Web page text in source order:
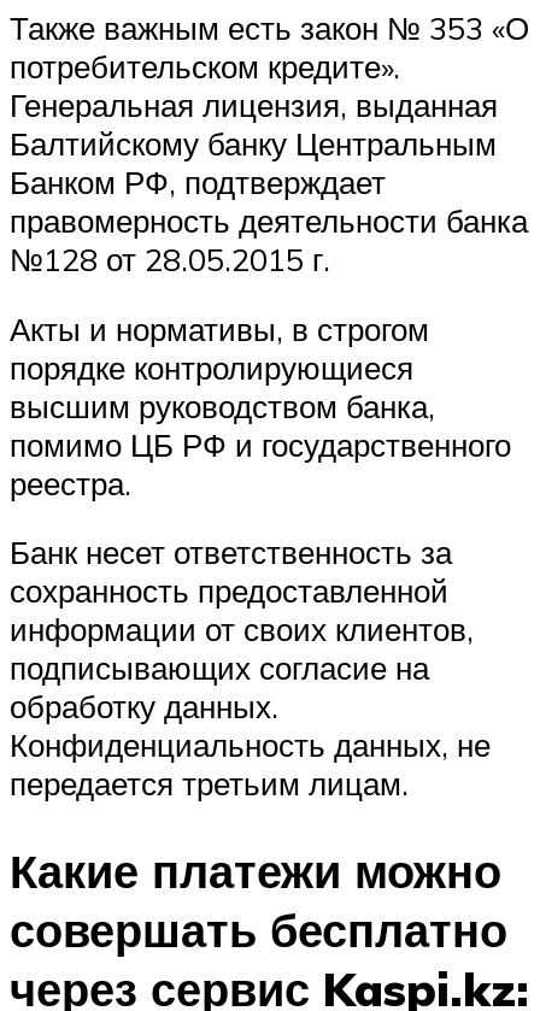
Также важным есть закон № 353 «О
потребительском кредите».
Генеральная лицензия, выданная
Балтийскому банку Центральным
Банком РФ, подтверждает
правомерность деятельности банка
№128 от 28.05.2015 г.
Акты и нормативы, в строгом
порядке контролирующиеся
высшим руководством банка,
помимо ЦБ РФ и государственного
реестра.
Банк несет ответственность за
сохранность предоставленной
информации от своих клиентов,
подписывающих согласие на
обработку данных.
Конфиденциальность данных, не
передается третьим лицам.
Какие платежи можно
совершать бесплатно
через сервис Kaspi.kz: